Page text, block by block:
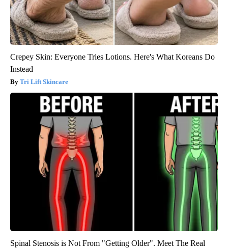
Crepey Skin: Everyone Tries Lotions. Here's What Koreans Do
Instead
Tri Lift Skincare
Spinal Stenosis is Not From "Getting Older". Meet The Real